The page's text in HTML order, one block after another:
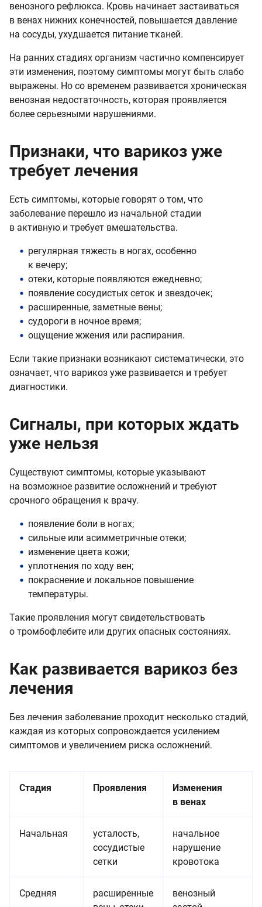
венозного рефлюкса. Кровь начинает застаиваться
в венах нижних конечностей, повышается давление
на сосуды, ухудшается питание тканей.
На ранних стадиях организм частично компенсирует
эти изменения, поэтому симптомы могут быть слабо
выражены. Но со временем развивается хроническая
венозная недостаточность, которая проявляется
более серьезными нарушениями.
Признаки, что варикоз уже
требует лечения
Есть симптомы, которые говорят о том, что
заболевание перешло из начальной стадии
в активную и требует вмешательства.
регулярная тяжесть в ногах, особенно
к вечеру;
отеки, которые появляются ежедневно;
появление сосудистых сеток и звездочек;
расширенные, заметные вены;
судороги в ночное время;
ощущение жжения или распирания.
Если такие признаки возникают систематически, это
означает, что варикоз уже развивается и требует
диагностики.
Сигналы, при которых ждать
уже нельзя
Существуют симптомы, которые указывают
на возможное развитие осложнений и требуют
срочного обращения к врачу.
появление боли в ногах;
сильные или асимметричные отеки;
изменение цвета кожи;
уплотнения по ходу вен;
покраснение и локальное повышение
температуры.
Такие проявления могут свидетельствовать
о тромбофлебите или других опасных состояниях.
Как развивается варикоз без
лечения
Без лечения заболевание проходит несколько стадий,
каждая из которых сопровождается усилением
симптомов и увеличением риска осложнений.
Стадия Проявления
Изменения
в венах
Начальная
усталость,
сосудистые
сетки
начальное
нарушение
кровотока
Средняя
расширенные
венозный